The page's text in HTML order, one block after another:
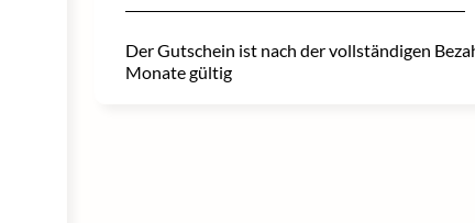
Der Gutschein ist nach der vollständigen
Monate gültig